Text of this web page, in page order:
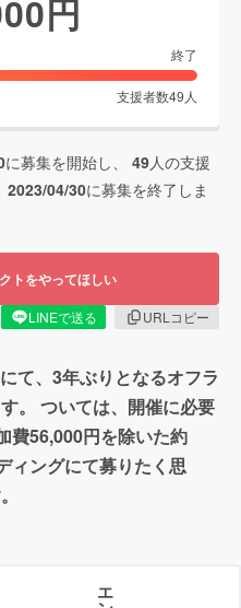
円
終了
支援者数49 人
に募集を開始し、 49人の支援
2023/04/30に募集を終了しま
トをやってほしい
LINEで送る
URLコピー
て、3年ぶりとなるオフラ
。 ついては、開催に必要
費56,000円を除いた約
ィングにて募りたく思
エ